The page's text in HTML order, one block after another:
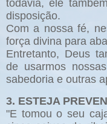
todavia, ele
disposição.
Com a nossa fé,
força divina para
Entretanto, Deus
de usarmos
sabedoria e outras
3. ESTEJA
"E tomou o seu